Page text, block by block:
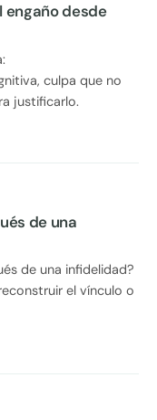
engaño desde
culpa que no
justificarlo.
de una
de una infidelidad?
el vínculo o